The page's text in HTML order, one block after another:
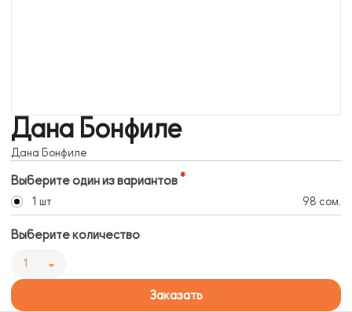
Дана Бонфиле
Дана Бонфиле
Выберите один из вариантов
1 шт 98 сом.
Выберите количество
1
Заказать